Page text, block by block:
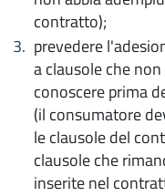
contratto);
prevedere
a clausole che
conoscere prima
(il consumatore
le clausole del
clausole che
inserite nel